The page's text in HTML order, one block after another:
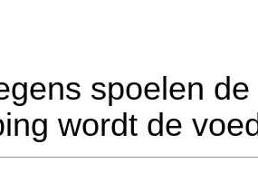
spoelen
wordt de